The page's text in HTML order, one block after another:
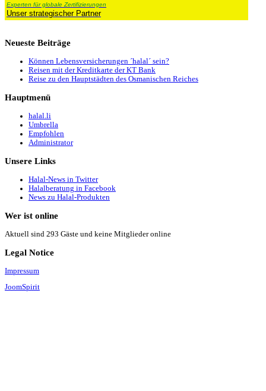
Experten für globale Zertifizierungen
Unser strategischer Partner
Neueste Beiträge
Können Lebensversicherungen ´halal´ sein?
Reisen mit der Kreditkarte der KT Bank
Reise zu den Hauptstädten des Osmanischen Reiches
Hauptmenü
halal.li
Umbrella
Empfohlen
Administrator
Unsere Links
Halal-News in Twitter
Halalberatung in Facebook
News zu Halal-Produkten
Wer ist online
Aktuell sind 293 Gäste und keine Mitglieder online
Legal Notice
Impressum
JoomSpirit